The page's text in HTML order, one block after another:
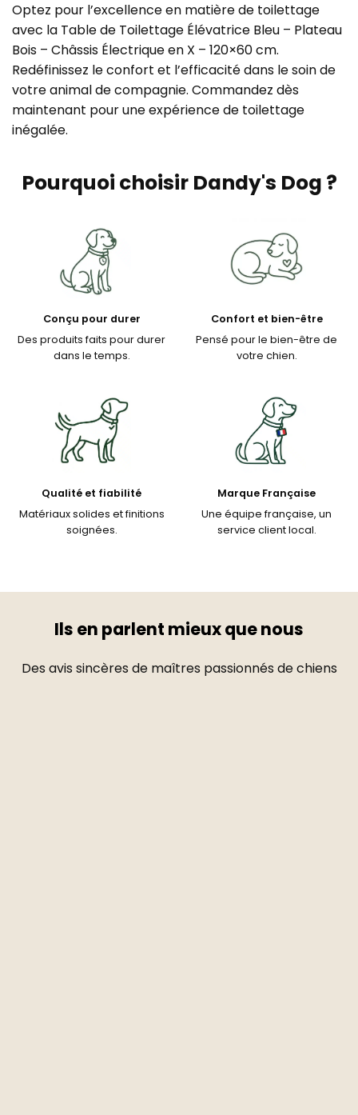
Optez pour l’excellence en matière de toilettage
avec la Table de Toilettage Élévatrice Bleu – Plateau
Bois – Châssis Électrique en X – 120×60 cm.
Redéfinissez le confort et l’efficacité dans le soin de
votre animal de compagnie. Commandez dès
maintenant pour une expérience de toilettage
inégalée.
Pourquoi choisir Dandy's Dog ?
Conçu pour durer
Des produits faits pour durer
dans le temps.
Confort et bien-être
Pensé pour le bien-être de
votre chien.
Qualité et fiabilité
Matériaux solides et finitions
soignées.
Marque Française
Une équipe française, un
service client local.
Ils en parlent mieux que nous
Des avis sincères de maîtres passionnés de chiens